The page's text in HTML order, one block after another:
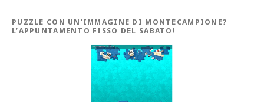
PUZZLE CON UN’IMMAGINE DI MONTECAMPIONE?
L’APPUNTAMENTO FISSO DEL SABATO!